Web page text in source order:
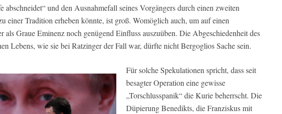
abschneidet“ und den Ausnahmefall seines Vorgängers durch einen zweiten
einer Tradition erheben könnte, ist groß. Womöglich auch, um auf einen
als Graue Eminenz noch genügend Einfluss auszuüben. Die Abgeschiedenheit des
Lebens, wie sie bei Ratzinger der Fall war, dürfte nicht Bergoglios Sache sein.
Für solche Spekulationen spricht, dass seit
besagter Operation eine gewisse
„Torschlusspanik“ die Kurie beherrscht. Die
Düpierung Benedikts, die Franziskus mit